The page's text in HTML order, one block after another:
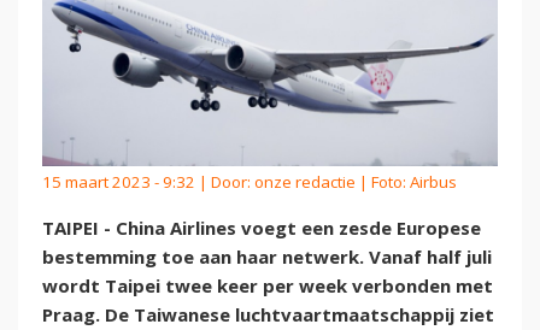
15 maart 2023 - 9:32 | Door: onze redactie | Foto: Airbus
TAIPEI - China Airlines voegt een zesde Europese
bestemming toe aan haar netwerk. Vanaf half juli
wordt Taipei twee keer per week verbonden met
Praag. De Taiwanese luchtvaartmaatschappij ziet